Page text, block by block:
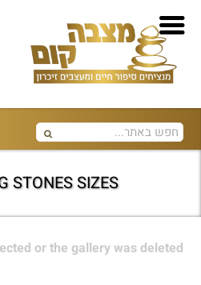
STONES SIZES<
or the gallery was deleted.